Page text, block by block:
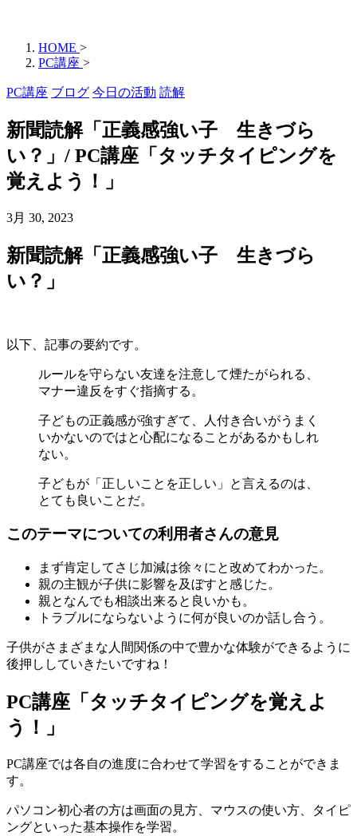
HOME >
PC講座 >
PC講座 ブログ 今日の活動 読解
新聞読解「正義感強い子 生きづら
い？」/ PC講座「タッチタイピングを
覚えよう！」
3月 30, 2023
新聞読解「正義感強い子 生きづら
い？」
以下、記事の要約です。
ルールを守らない友達を注意して煙たがられる、
マナー違反をすぐ指摘する。
子どもの正義感が強すぎて、人付き合いがうまく
いかないのではと心配になることがあるかもしれ
ない。
子どもが「正しいことを正しい」と言えるのは、
とても良いことだ。
このテーマについての利用者さんの意見
まず肯定してさじ加減は徐々にと改めてわかった。
親の主観が子供に影響を及ぼすと感じた。
親となんでも相談出来ると良いかも。
トラブルにならないように何が良いのか話し合う。
子供がさまざまな人間関係の中で豊かな体験ができるように
後押ししていきたいですね！
PC講座「タッチタイピングを覚えよ
う！」
PC講座では各自の進度に合わせて学習をすることができま
す。
パソコン初心者の方は画面の見方、マウスの使い方、タイピ
ングといった基本操作を学習。